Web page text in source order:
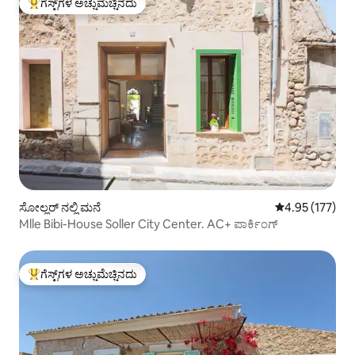
ಗೆಸ್ಟ್‌ಗಳಿಗೆ ಅತಿ ಹೆಚ್ಚು ಅಚ್ಚುಮೆಚ್ಚಿನದು
ಗೆಸ್ಟ್‌ಗಳ ಅಚ್ಚುಮೆಚ್ಚಿನದು
ಸೋಲ್ಲರ್ ನಲ್ಲಿ ಮನೆ 5 ರಲ್ಲಿ 4.95
4.95 (177)
Mlle Bibi-House Soller City Center. AC+ ಪಾರ್ಕಿಂಗ್
ಗೆಸ್ಟ್‌ಗಳಿಗೆ ಅತಿ ಹೆಚ್ಚು ಅಚ್ಚುಮೆಚ್ಚಿನದು
ಗೆಸ್ಟ್‌ಗಳ ಅಚ್ಚುಮೆಚ್ಚಿನದು